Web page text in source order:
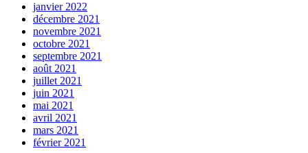
janvier 2022
décembre 2021
novembre 2021
octobre 2021
septembre 2021
août 2021
juillet 2021
juin 2021
mai 2021
avril 2021
mars 2021
février 2021